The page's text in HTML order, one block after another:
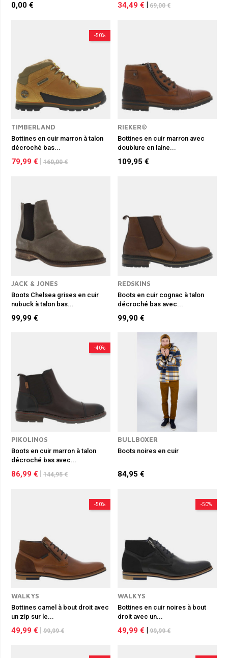
0,00 € 34,49 € 69,00 €
-50%
TIMBERLAND
Bottines en cuir marron à talon
décroché bas...
79,99 € 160,00 €
RIEKER®
Bottines en cuir marron avec
doublure en laine...
109,95 €
JACK & JONES
Boots Chelsea grises en cuir
nubuck à talon bas...
99,99 €
REDSKINS
Boots en cuir cognac à talon
décroché bas avec...
99,90 €
-40%
PIKOLINOS
Boots en cuir marron à talon
décroché bas avec...
86,99 € 144,95 €
BULLBOXER
Boots noires en cuir
84,95 €
-50%
WALKYS
Bottines camel à bout droit avec
un zip sur le...
49,99 € 99,99 €
-50%
WALKYS
Bottines en cuir noires à bout
droit avec un...
49,99 € 99,99 €